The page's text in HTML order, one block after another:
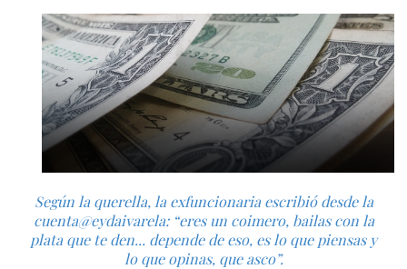
Según la querella, la exfuncionaria escribió desde la
cuenta@eydaivarela: “eres un coimero, bailas con la
plata que te den... depende de eso, es lo que piensas y
lo que opinas, que asco”.